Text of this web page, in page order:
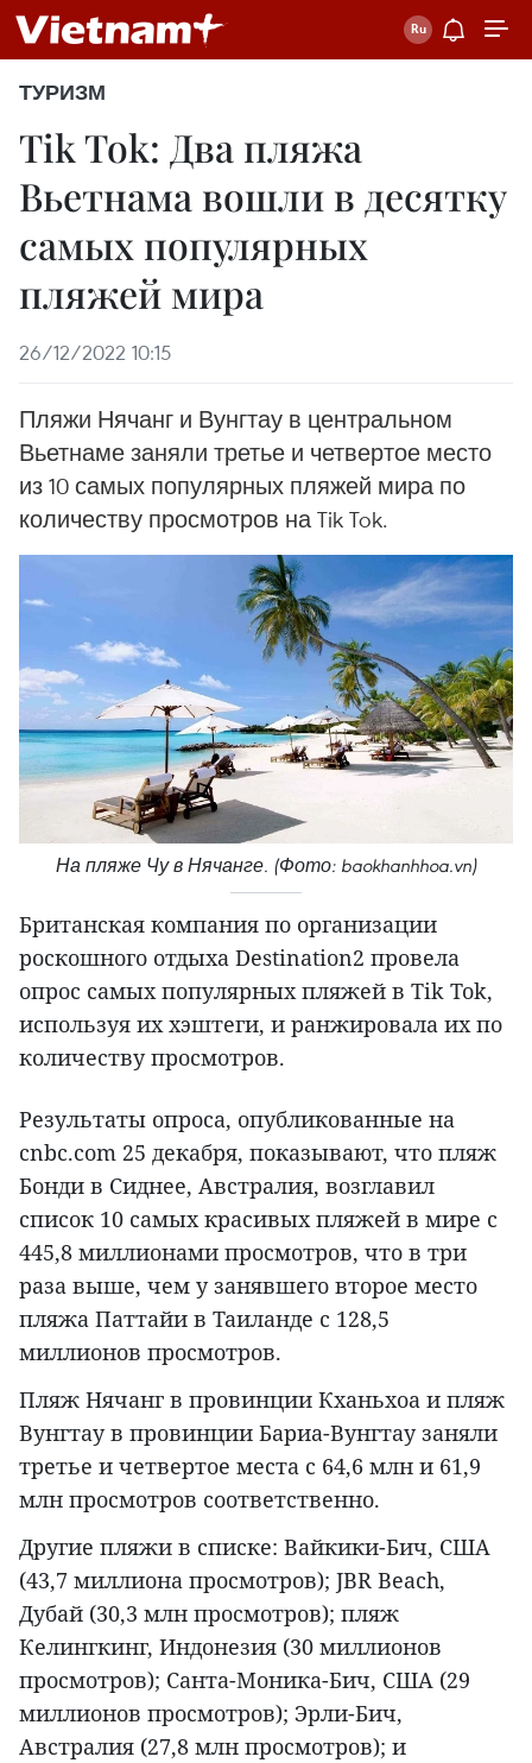
ТУРИЗМ
Tik Tok: Два пляжа
Вьетнама вошли в десятку
самых популярных
пляжей мира
26/12/2022 10:15
Пляжи Нячанг и Вунгтау в центральном
Вьетнаме заняли третье и четвертое место
из 10 самых популярных пляжей мира по
количеству просмотров на Tik Tok.
На пляже Чу в Нячанге. (Фото: baokhanhhoa.vn)
Британская компания по организации
роскошного отдыха Destination2 провела
опрос самых популярных пляжей в Tik Tok,
используя их хэштеги, и ранжировала их по
количеству просмотров.
Результаты опроса, опубликованные на
cnbc.com 25 декабря, показывают, что пляж
Бонди в Сиднее, Австралия, возглавил
список 10 самых красивых пляжей в мире с
445,8 миллионами просмотров, что в три
раза выше, чем у занявшего второе место
пляжа Паттайи в Таиланде с 128,5
миллионов просмотров.
Пляж Нячанг в провинции Кханьхоа и пляж
Вунгтау в провинции Бариа-Вунгтау заняли
третье и четвертое места с 64,6 млн и 61,9
млн просмотров соответственно.
Другие пляжи в списке: Вайкики-Бич, США
(43,7 миллиона просмотров); JBR Beach,
Дубай (30,3 млн просмотров); пляж
Келингкинг, Индонезия (30 миллионов
просмотров); Санта-Моника-Бич, США (29
миллионов просмотров); Эрли-Бич,
Австралия (27,8 млн просмотров); и